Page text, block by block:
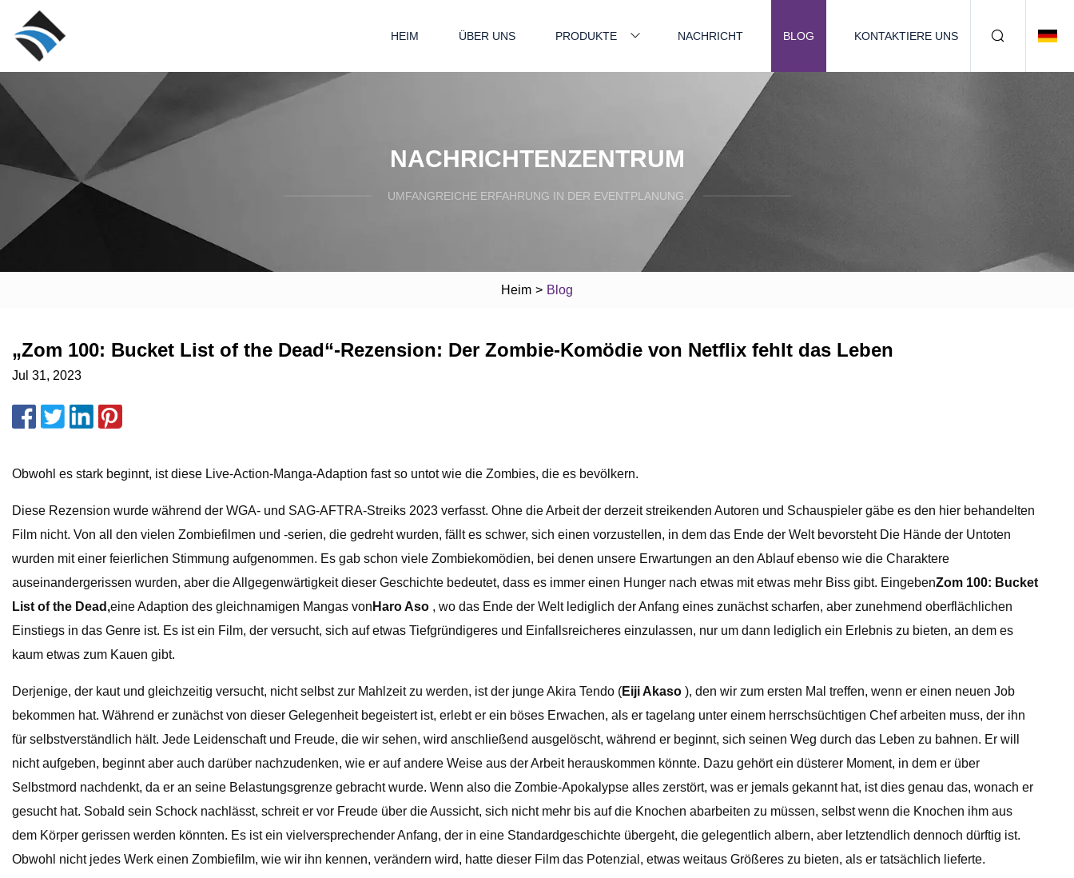
HEIM ÜBER UNS PRODUKTE NACHRICHT BLOG KONTAKTIERE UNS
NACHRICHTENZENTRUM
UMFANGREICHE ERFAHRUNG IN DER EVENTPLANUNG.
Heim > Blog
„Zom 100: Bucket List of the Dead“-Rezension: Der Zombie-Komödie von Netflix fehlt das Leben
Jul 31, 2023
Obwohl es stark beginnt, ist diese Live-Action-Manga-Adaption fast so untot wie die Zombies, die es bevölkern.
Diese Rezension wurde während der WGA- und SAG-AFTRA-Streiks 2023 verfasst. Ohne die Arbeit der derzeit streikenden Autoren und Schauspieler gäbe es den hier behandelten
Film nicht. Von all den vielen Zombiefilmen und -serien, die gedreht wurden, fällt es schwer, sich einen vorzustellen, in dem das Ende der Welt bevorsteht Die Hände der Untoten
wurden mit einer feierlichen Stimmung aufgenommen. Es gab schon viele Zombiekomödien, bei denen unsere Erwartungen an den Ablauf ebenso wie die Charaktere
auseinandergerissen wurden, aber die Allgegenwärtigkeit dieser Geschichte bedeutet, dass es immer einen Hunger nach etwas mit etwas mehr Biss gibt. EingebenZom 100: Bucket
List of the Dead,eine Adaption des gleichnamigen Mangas von Haro Aso , wo das Ende der Welt lediglich der Anfang eines zunächst scharfen, aber zunehmend oberflächlichen
Einstiegs in das Genre ist. Es ist ein Film, der versucht, sich auf etwas Tiefgründigeres und Einfallsreicheres einzulassen, nur um dann lediglich ein Erlebnis zu bieten, an dem es
kaum etwas zum Kauen gibt.
Derjenige, der kaut und gleichzeitig versucht, nicht selbst zur Mahlzeit zu werden, ist der junge Akira Tendo (Eiji Akaso ), den wir zum ersten Mal treffen, wenn er einen neuen Job
bekommen hat. Während er zunächst von dieser Gelegenheit begeistert ist, erlebt er ein böses Erwachen, als er tagelang unter einem herrschsüchtigen Chef arbeiten muss, der ihn
für selbstverständlich hält. Jede Leidenschaft und Freude, die wir sehen, wird anschließend ausgelöscht, während er beginnt, sich seinen Weg durch das Leben zu bahnen. Er will
nicht aufgeben, beginnt aber auch darüber nachzudenken, wie er auf andere Weise aus der Arbeit herauskommen könnte. Dazu gehört ein düsterer Moment, in dem er über
Selbstmord nachdenkt, da er an seine Belastungsgrenze gebracht wurde. Wenn also die Zombie-Apokalypse alles zerstört, was er jemals gekannt hat, ist dies genau das, wonach er
gesucht hat. Sobald sein Schock nachlässt, schreit er vor Freude über die Aussicht, sich nicht mehr bis auf die Knochen abarbeiten zu müssen, selbst wenn die Knochen ihm aus
dem Körper gerissen werden könnten. Es ist ein vielversprechender Anfang, der in eine Standardgeschichte übergeht, die gelegentlich albern, aber letztendlich dennoch dürftig ist.
Obwohl nicht jedes Werk einen Zombiefilm, wie wir ihn kennen, verändern wird, hatte dieser Film das Potenzial, etwas weitaus Größeres zu bieten, als er tatsächlich lieferte.